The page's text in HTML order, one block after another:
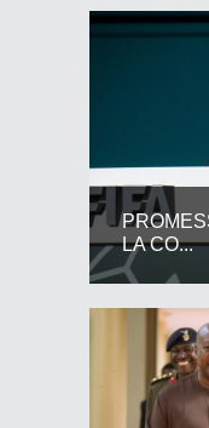
LA CO...